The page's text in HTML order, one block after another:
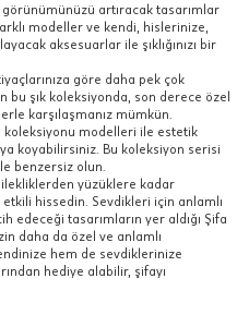
artıracak tasarımlar
modeller ve kendi, hislerinize,
aksesuarlar ile şıklığınızı bir
göre daha pek çok
bu şık koleksiyonda, son derece özel
karşılaşmanız mümkün.
koleksiyonu modelleri ile estetik
koyabilirsiniz. Bu koleksiyon serisi
benzersiz olun.
yüzüklere kadar
hissedin. Sevdikleri için anlamlı
edeceği tasarımların yer aldığı Şifa
daha da özel ve anlamlı
hem de sevdiklerinize
hediye alabilir, şifayı